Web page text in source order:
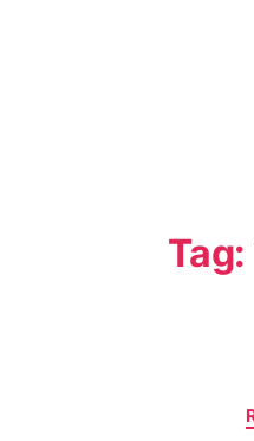
Tag: